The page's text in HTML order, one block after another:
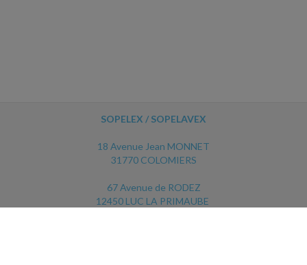
SOPELEX / SOPELAVEX
18 Avenue Jean MONNET
31770 COLOMIERS
67 Avenue de RODEZ
12450 LUC LA PRIMAUBE